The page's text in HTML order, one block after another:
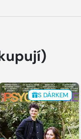
S DÁRKEM